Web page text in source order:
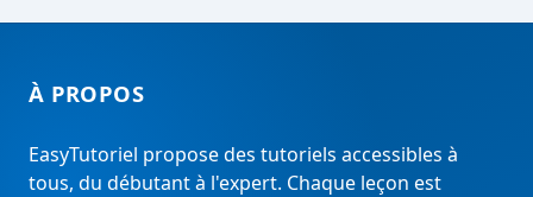
À PROPOS
EasyTutoriel propose des tutoriels accessibles à
tous, du débutant à l'expert. Chaque leçon est